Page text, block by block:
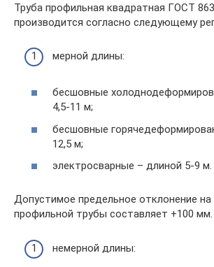
Труба профильная квадратная ГОСТ
производится согласно следующему
мерной длины:
бесшовные
4,5-11 м;
бесшовные
12,5 м;
электросварные – длиной 5-9 м.
Допустимое предельное отклонение
профильной трубы составляет +100 мм.
немерной длины: